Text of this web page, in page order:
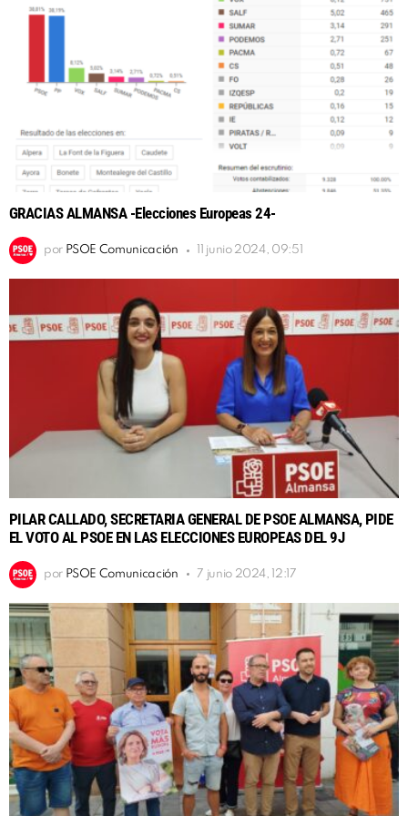
GRACIAS ALMANSA -Elecciones Europeas 24-
por PSOE Comunicación 11 junio 2024, 09:51
PILAR CALLADO, SECRETARIA GENERAL DE PSOE ALMANSA, PIDE
EL VOTO AL PSOE EN LAS ELECCIONES EUROPEAS DEL 9J
por PSOE Comunicación 7 junio 2024, 12:17